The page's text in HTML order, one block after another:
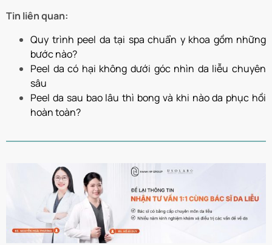
Tin liên quan:
Quy trình peel da tại spa chuẩn y khoa gồm những
bước nào?
Peel da có hại không dưới góc nhìn da liễu chuyên
sâu
Peel da sau bao lâu thì bong và khi nào da phục hồi
hoàn toàn?